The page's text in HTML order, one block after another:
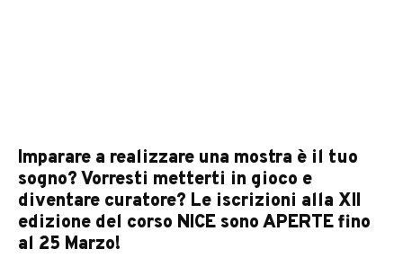
Imparare a realizzare una mostra è il tuo
sogno? Vorresti metterti in gioco e
diventare curatore? Le iscrizioni alla XII
edizione del corso NICE sono APERTE fino
al 25 Marzo!